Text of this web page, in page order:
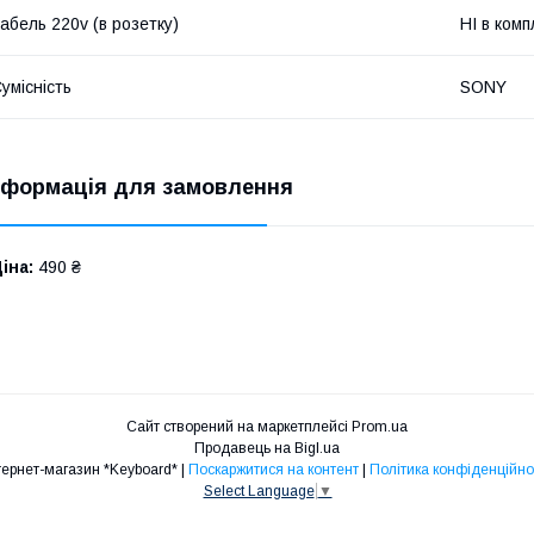
220v (в розетку) НІ в
SONY
для замовлення
490 ₴
Сайт створений на маркетплейсі Prom.ua
Продавець на Bigl.ua
Інтернет-магазин *Keyboard* | Поскаржитися на контент | Політика
Select Language ▼